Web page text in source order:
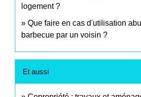
logement ?
Que faire en cas d'utilisation
barbecue par un voisin ?
Et aussi